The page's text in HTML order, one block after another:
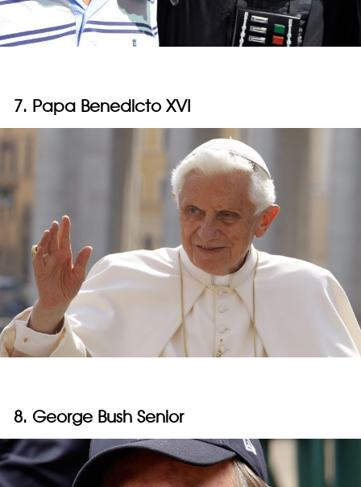
7. Papa Benedicto XVI
8. George Bush Senior